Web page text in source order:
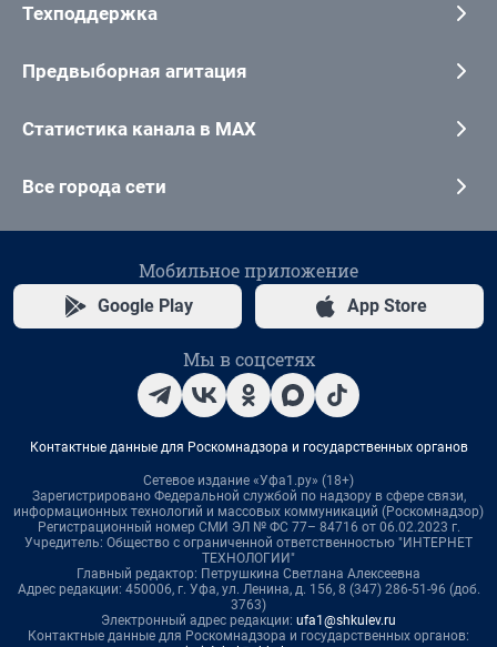
Техподдержка
Предвыборная агитация
Статистика канала в MAX
Все города сети
Мобильное приложение
Google Play App Store
Мы в соцсетях
Контактные данные для Роскомнадзора и государственных органов
Сетевое издание «Уфа1.ру» (18+)
Зарегистрировано Федеральной службой по надзору в сфере связи,
информационных технологий и массовых коммуникаций (Роскомнадзор)
Регистрационный номер СМИ ЭЛ № ФС 77– 84716 от 06.02.2023 г.
Учредитель: Общество с ограниченной ответственностью "ИНТЕРНЕТ
ТЕХНОЛОГИИ"
Главный редактор: Петрушкина Светлана Алексеевна
Адрес редакции: 450006, г. Уфа, ул. Ленина, д. 156, 8 (347) 286-51-96 (доб.
3763)
Электронный адрес редакции: ufa1@shkulev.ru
Контактные данные для Роскомнадзора и государственных органов: